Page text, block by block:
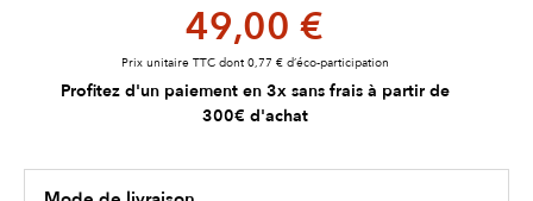
49,00 €
Prix unitaire TTC dont 0,77 € d’éco-participation
Profitez d'un paiement en 3x sans frais à partir de
300€ d'achat